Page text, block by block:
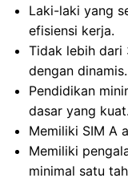
Laki-laki yang
efisiensi kerja.
Tidak lebih dari
dengan dinamis.
Pendidikan
dasar yang kuat.
Memiliki SIM A
Memiliki
minimal satu